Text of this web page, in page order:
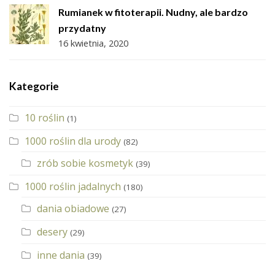
Rumianek w fitoterapii. Nudny, ale bardzo
przydatny
16 kwietnia, 2020
Kategorie
10 roślin (1)
1000 roślin dla urody (82)
zrób sobie kosmetyk (39)
1000 roślin jadalnych (180)
dania obiadowe (27)
desery (29)
inne dania (39)